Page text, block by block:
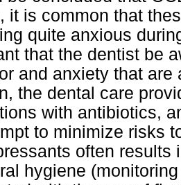
it is common that
quite anxious
that the dentist be
and anxiety that
the dental care
with antibiotics,
to minimize risks
often results
hygiene